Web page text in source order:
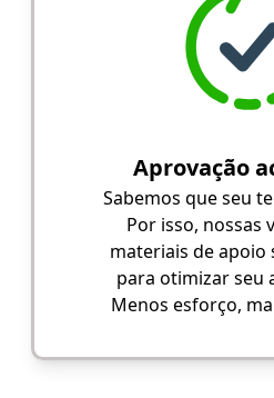
Aprovação
Sabemos que seu
Por isso, nossas
materiais de apoio
para otimizar seu
Menos esforço,